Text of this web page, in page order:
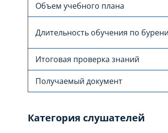
Объем учебного плана
Длительность обучения по
Итоговая проверка знаний
Получаемый документ
Категория слушателей